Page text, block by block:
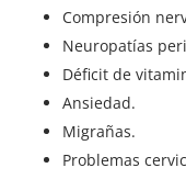
Compresión
Neuropatías
Déficit de
Ansiedad.
Migrañas.
Problemas